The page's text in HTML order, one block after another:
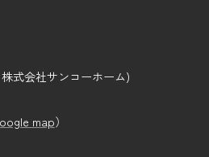
式会社サンコーホーム)
map）